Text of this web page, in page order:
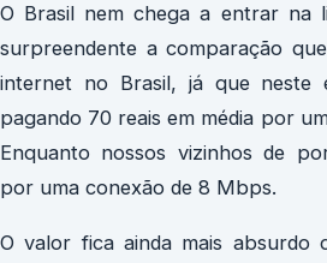
O Brasil nem chega a entrar na
surpreendente a comparação
internet no Brasil, já que neste
pagando 70 reais em média por
Enquanto nossos vizinhos de
por uma conexão de 8 Mbps.
O valor fica ainda mais absurdo